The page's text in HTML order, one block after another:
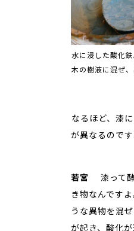
水に浸した酸化
木の樹液に混ぜ、
――なるほど、漆
が異なるのです
若宮
漆って
き物なんです
うな異物を混
が起き、酸化